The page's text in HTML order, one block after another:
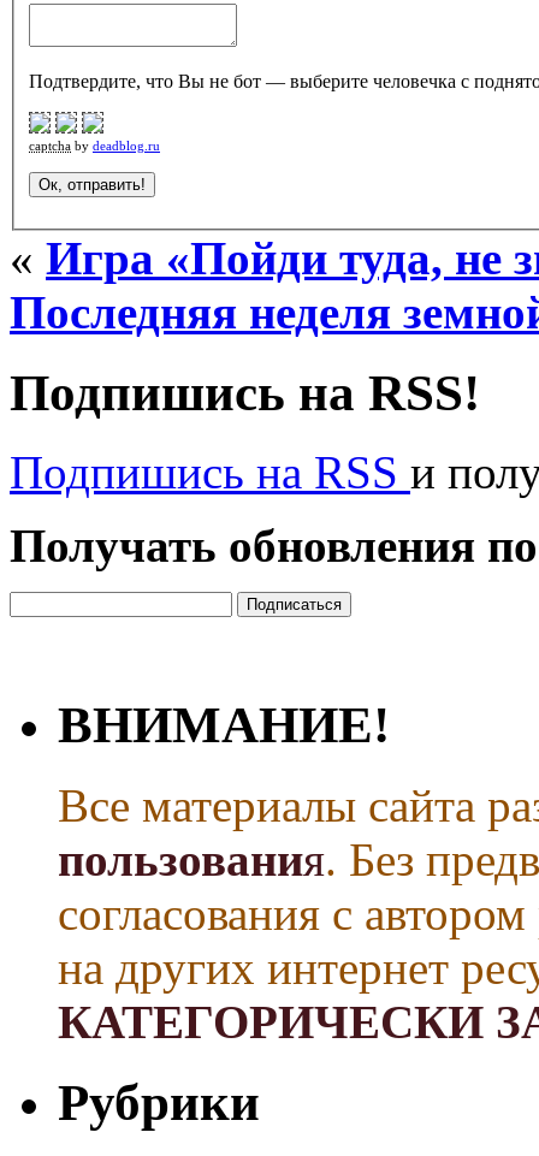
Подтвердите, что Вы не бот — выберите человечка с
captcha by deadblog.ru
« Игра «Пойди туда, не
Последняя неделя
Подпишись на RSS!
Подпишись на RSS и
Получать обновления
ВНИМАНИЕ!
Все материалы сайта
пользования. Без
согласования с
на других интернет
КАТЕГОРИЧЕСКИ
Рубрики